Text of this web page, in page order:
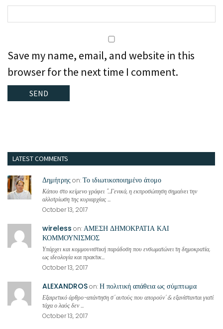
Save my name, email, and website in this
browser for the next time I comment.
LATEST COMMENTS
Δημήτρηςon:Το ιδιωτικοποιημένο άτομο
Κάπου στο κείμενο γράφει "...Γενικά, η εκπροσώπηση σημαίνει την
αλλοτρίωση της κυριαρχίας ...
October 13, 2017
wireless on:ΑΜΕΣΗ ΔΗΜΟΚΡΑΤΙΑ ΚΑΙ
ΚΟΜΜΟΥΝΙΣΜΟΣ
Υπάρχει και κομμουνιστική παράδοση που ενσωματώνει τη δημοκρατία,
ως ιδεολογία και πρακτικ...
October 13, 2017
ALEXANDROSon:Η πολιτική απάθεια ως σύμπτωμα
Εξαιρετικό άρθρο-απάντηση σ' αυτούς που απορούν' & εξανίστανται γιατί
τάχα ο λαός δεν ...
October 13, 2017